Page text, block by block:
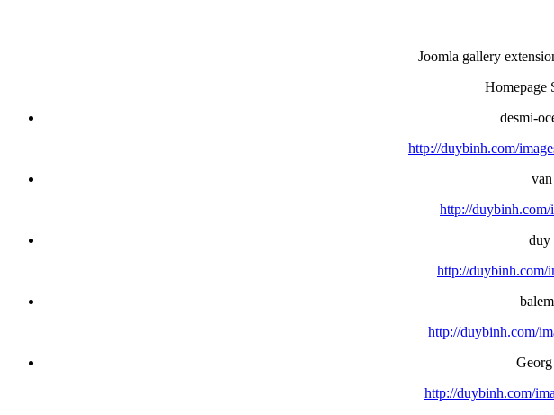
Joomla gallery
Homepage
desmi-
http://duybinh.com/
http://duybinh.com/
duy
http://duybinh.com/
http://duybinh.com/
http://duybinh.com/